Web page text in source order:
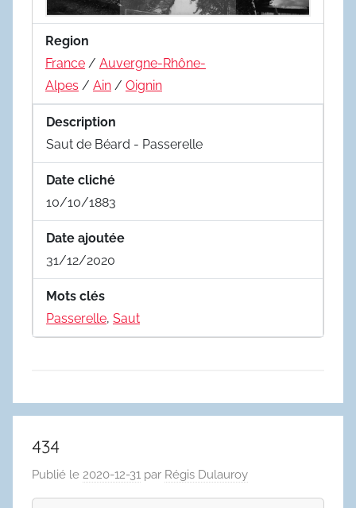
Region
France / Auvergne-Rhône-
Alpes / Ain / Oignin
Description
Saut de Béard - Passerelle
Date cliché
10/10/1883
Date ajoutée
31/12/2020
Mots clés
Passerelle, Saut
434
Publié le 2020-12-31 par Régis Dulauroy